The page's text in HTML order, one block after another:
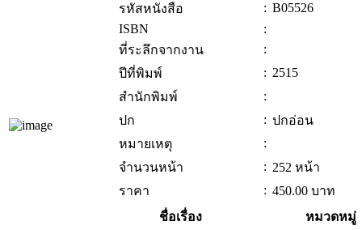
รหัสหนังสือ
: B05526
ISBN
:
ที่ระลึกจากงาน
:
ปีที่พิมพ์
: 2515
สำนักพิมพ์
:
ปก
: ปกอ่อน
หมายเหตุ
:
จำนวนหน้า
: 252 หน้า
ราคา
: 450.00 บาท
ชื่อเรื่อง
หมวดหมู่